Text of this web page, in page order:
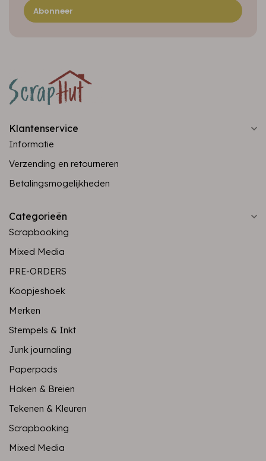
Abonneer
Klantenservice
Informatie
Verzending en retourneren
Betalingsmogelijkheden
Categorieën
Scrapbooking
Mixed Media
PRE-ORDERS
Koopjeshoek
Merken
Stempels & Inkt
Junk journaling
Paperpads
Haken & Breien
Tekenen & Kleuren
Scrapbooking
Mixed Media